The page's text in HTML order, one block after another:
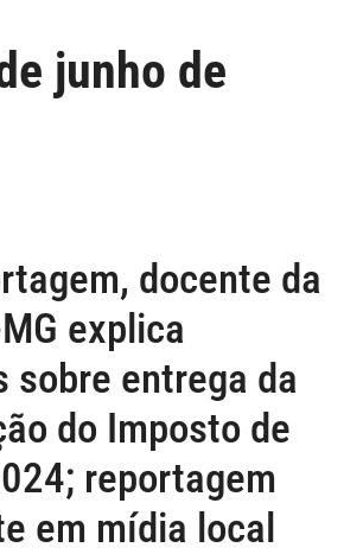
junho de
docente da
explica
sobre entrega da
do Imposto de
reportagem
em mídia local